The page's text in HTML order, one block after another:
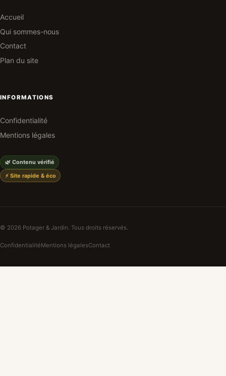
Accueil
Qui sommes-nous
Contact
Plan du site
INFORMATIONS
Confidentialité
Mentions légales
🌿 Contenu vérifié
⚡ Site rapide & éco
© 2026 Potager & Jardin. Tous droits réservés.
ConfidentialitéMentions légalesContact